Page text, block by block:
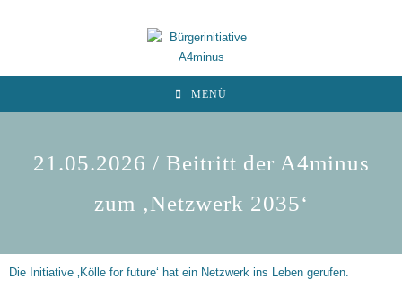
MENÜ
21.05.2026 / Beitritt der A4minus
zum ‚Netzwerk 2035‘
Die Initiative ‚Kölle for future‘ hat ein Netzwerk ins Leben gerufen.